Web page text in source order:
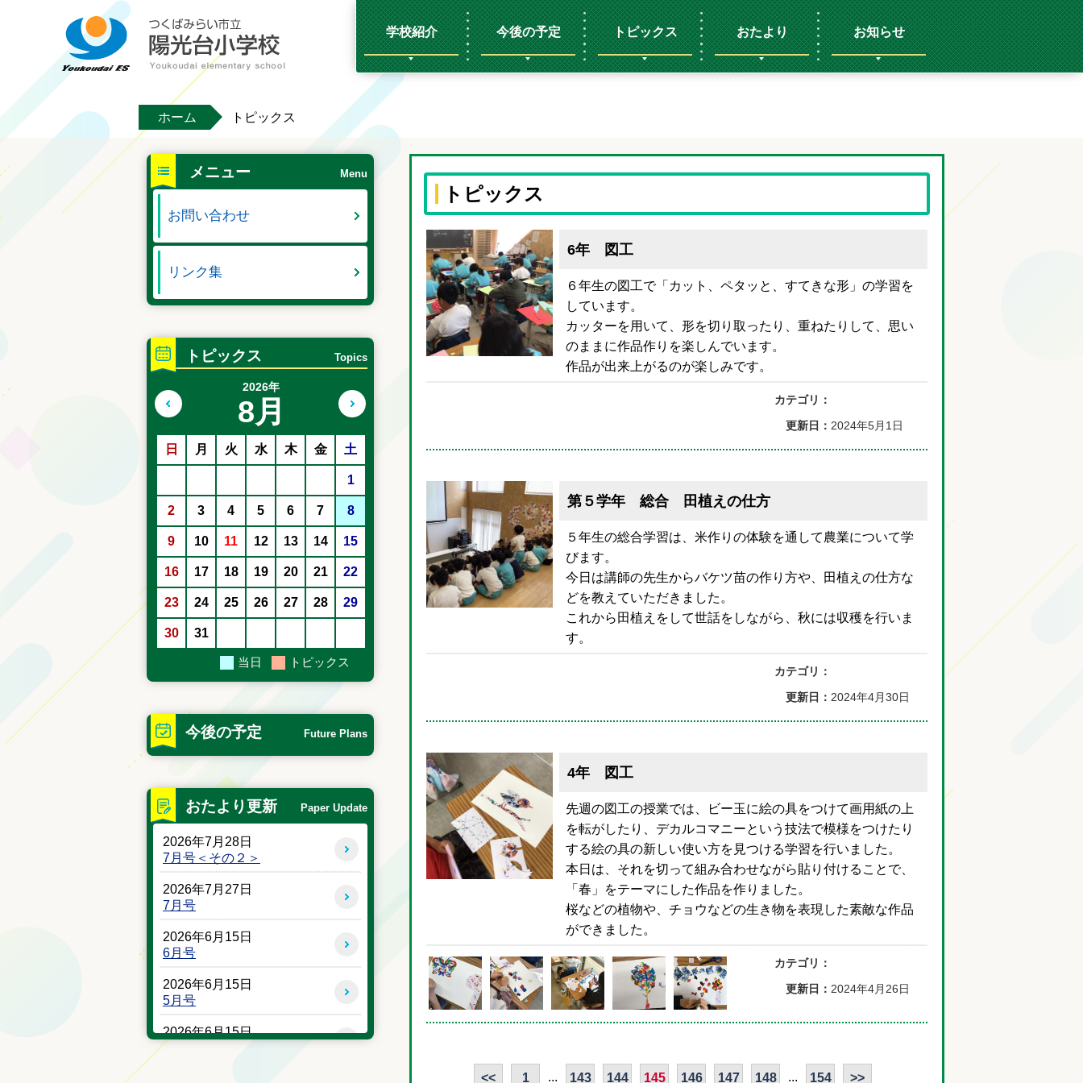
学校紹介 今後の予定 トピックス おたより お知らせ
ホーム トピックス
トピックス
6年 図工
６年生の図工で「カット、ペタッと、すてきな形」の学習を
しています。
カッターを用いて、形を切り取ったり、重ねたりして、思い
のままに作品作りを楽しんでいます。
作品が出来上がるのが楽しみです。
カテゴリ：
更新日： 2024年5月1日
第５学年 総合 田植えの仕方
５年生の総合学習は、米作りの体験を通して農業について学
びます。
今日は講師の先生からバケツ苗の作り方や、田植えの仕方な
どを教えていただきました。
これから田植えをして世話をしながら、秋には収穫を行いま
す。
カテゴリ：
更新日： 2024年4月30日
4年 図工
先週の図工の授業では、ビー玉に絵の具をつけて画用紙の上
を転がしたり、デカルコマニーという技法で模様をつけたり
する絵の具の新しい使い方を見つける学習を行いました。
本日は、それを切って組み合わせながら貼り付けることで、
「春」をテーマにした作品を作りました。
桜などの植物や、チョウなどの生き物を表現した素敵な作品
ができました。
カテゴリ：
更新日： 2024年4月26日
<< 1 ... 143 144 145 146 147 148 ... 154 >>
メニュー Menu
お問い合わせ
リンク集
トピックス Topics
2026年
8月
日 月 火 水 木 金 土
1
2 3 4 5 6 7 8
9 10 11 12 13 14 15
16 17 18 19 20 21 22
23 24 25 26 27 28 29
30 31
前の月へ
当日 トピックス
今後の予定 Future Plans
おたより更新 Paper Update
2026年7月28日
7月号＜その２＞
2026年7月27日
7月号
2026年6月15日
6月号
2026年6月15日
5月号
2026年6月15日
4月号